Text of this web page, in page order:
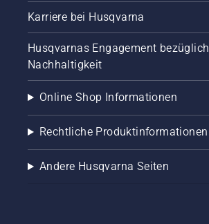
Karriere bei Husqvarna
Husqvarnas Engagement bezüglich
Nachhaltigkeit
Online Shop Informationen
Rechtliche Produktinformationen
Andere Husqvarna Seiten